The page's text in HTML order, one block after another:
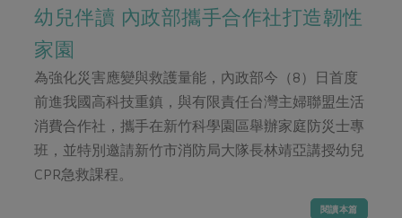
休閒零嘴 沖泡飲品
保健食品
居家好物
烘焙．點心
醬料
湯品．鍋物
漬物
涼拌沙拉
飲品
合作25-精選產品第三彈
更多當季產品
議題活動
主婦聯盟X樂齡網特約優惠案
減硝酸鹽
非基改運動 支持本土農糧
廢核運動 能源議題
減添加物 減塑減廢
公益金
自主把關
檢驗報告
硝酸鹽檢驗
社員權益
幼兒伴讀 內政部攜手合作社打造韌性
家園
為強化災害應變與救護量能，內政部今（8）日首度
前進我國高科技重鎮，與有限責任台灣主婦聯盟生活
消費合作社，攜手在新竹科學園區舉辦家庭防災士專
班，並特別邀請新竹市消防局大隊長林靖亞講授幼兒
CPR急救課程。
閱讀本篇